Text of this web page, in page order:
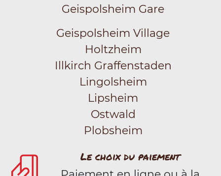
Geispolsheim Gare
Geispolsheim Village
Holtzheim
Illkirch Graffenstaden
Lingolsheim
Lipsheim
Ostwald
Plobsheim
Le choix du paiement